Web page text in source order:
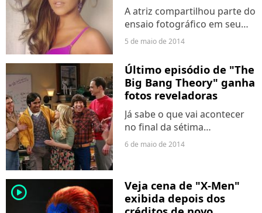
A atriz compartilhou parte do
ensaio fotográfico em seu
Instagram.
5 de maio de 2014
Último episódio de "The
Big Bang Theory" ganha
fotos reveladoras
Já sabe o que vai acontecer
no final da sétima
temporada? Vem dar uma
6 de maio de 2014
player2
Veja cena de "X-Men"
exibida depois dos